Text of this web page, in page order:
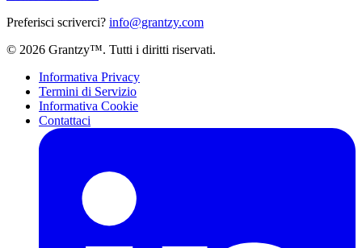
Preferisci scriverci? info@grantzy.com
© 2026 Grantzy™. Tutti i diritti riservati.
Informativa Privacy
Termini di Servizio
Informativa Cookie
Contattaci